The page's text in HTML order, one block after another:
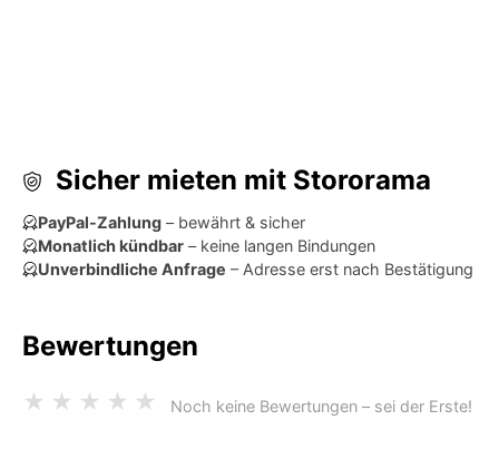
Sicher mieten mit Stororama
PayPal-Zahlung – bewährt & sicher
Monatlich kündbar – keine langen Bindungen
Unverbindliche Anfrage – Adresse erst nach Bestätigung
Bewertungen
★ ★ ★ ★ ★ Noch keine Bewertungen – sei der Erste!